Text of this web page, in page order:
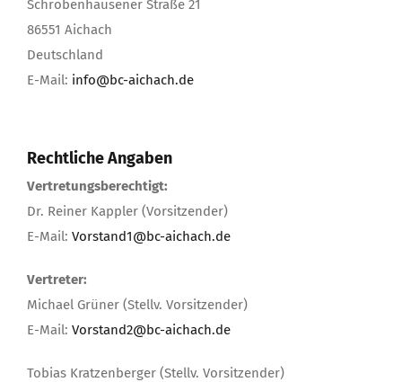
Schrobenhausener Straße 21
86551 Aichach
Deutschland
E-Mail: info@bc-aichach.de
Rechtliche Angaben
Vertretungsberechtigt:
Dr. Reiner Kappler (Vorsitzender)
E-Mail: Vorstand1@bc-aichach.de
Vertreter:
Michael Grüner (Stellv. Vorsitzender)
E-Mail: Vorstand2@bc-aichach.de
Tobias Kratzenberger (Stellv. Vorsitzender)